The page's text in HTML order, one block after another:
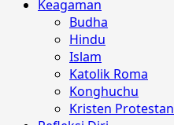
Keagaman
Budha
Hindu
Islam
Katolik Roma
Konghuchu
Kristen Protestan